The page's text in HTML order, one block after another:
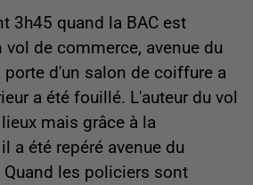
3h45 quand la BAC est
vol de commerce, avenue du
porte d'un salon de coiffure a
a été fouillé. L'auteur du vol
mais grâce à la
a été repéré avenue du
Quand les policiers sont